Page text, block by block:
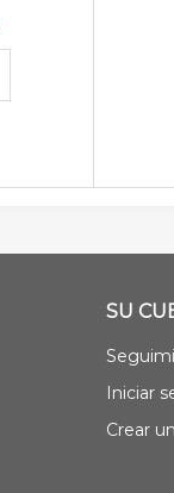
SU
Iniciar
Crear